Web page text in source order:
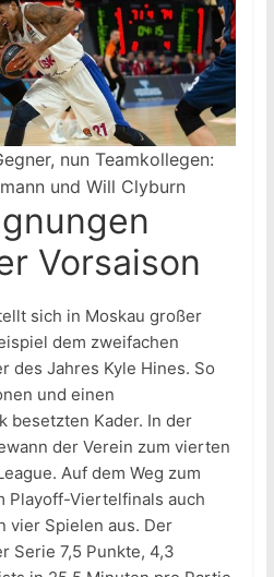
nun Teamkollegen:
und Will Clyburn
Vorsaison
sich in Moskau großer
dem zweifachen
des Jahres Kyle Hines. So
und einen
besetzten Kader. In der
der Verein zum vierten
Auf dem Weg zum
Playoff-Viertelfinals auch
vier Spielen aus. Der
Serie 7,5 Punkte, 4,3